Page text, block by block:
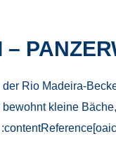
Rio Madeira-
kleine